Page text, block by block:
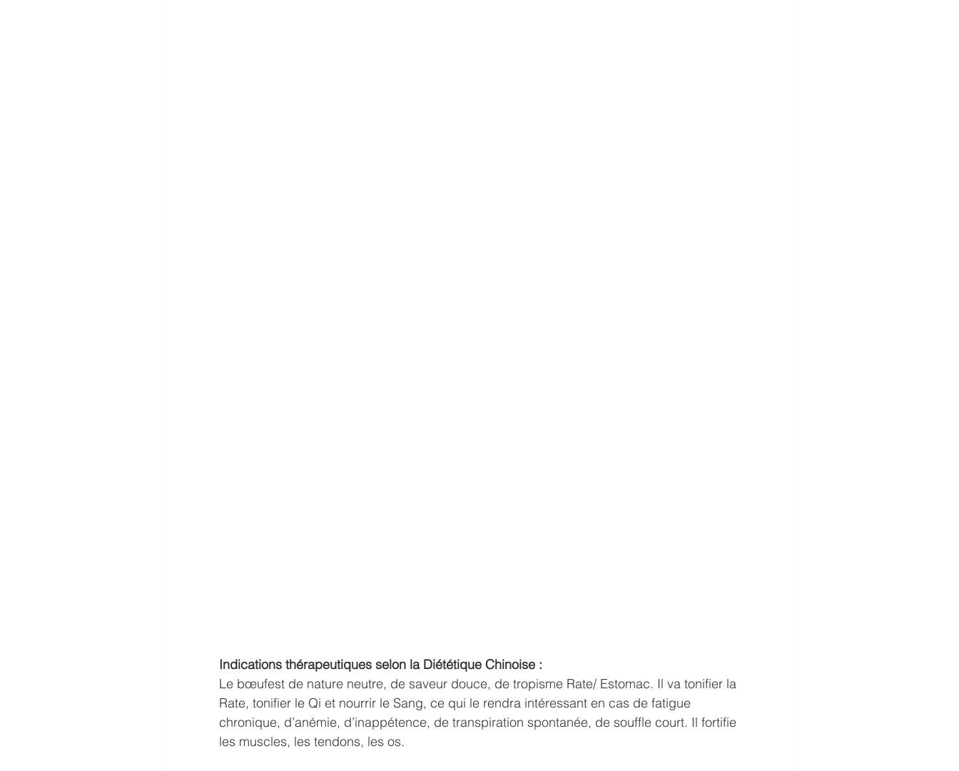
Indications thérapeutiques selon la Diététique Chinoise :
Le bœufest de nature neutre, de saveur douce, de tropisme Rate/ Estomac. Il va tonifier la
Rate, tonifier le Qi et nourrir le Sang, ce qui le rendra intéressant en cas de fatigue
chronique, d’anémie, d’inappétence, de transpiration spontanée, de souffle court. Il fortifie
les muscles, les tendons, les os.